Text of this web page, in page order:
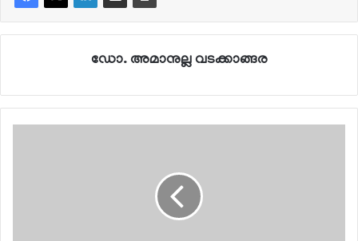
ഡോ. അമാനുല്ല വടക്കാങ്ങര